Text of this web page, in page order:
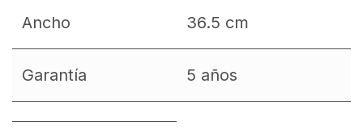
Ancho 36.5 cm
Garantía 5 años